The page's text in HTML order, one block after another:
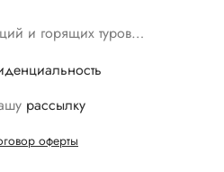
и горящих туров…
рассылку
оферты